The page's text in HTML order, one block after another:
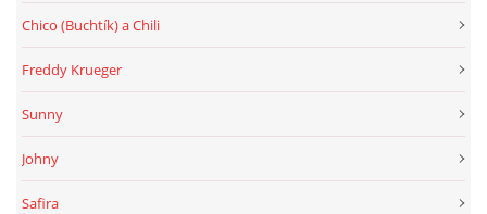
Chico (Buchtík) a Chili
Freddy Krueger
Sunny
Johny
Safira